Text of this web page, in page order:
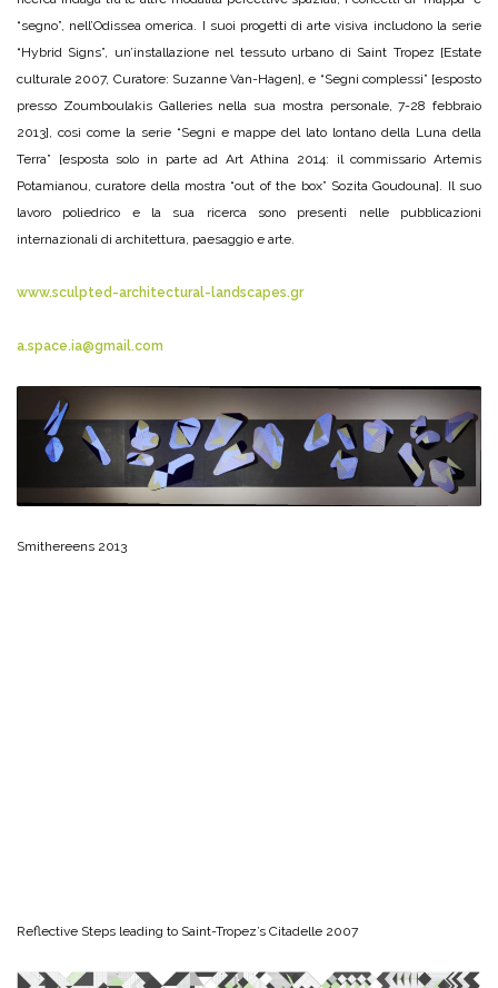
“segno”, nell’Odissea omerica. I suoi progetti di arte visiva includono la serie
“Hybrid Signs”, un’installazione nel tessuto urbano di Saint Tropez [Estate
culturale 2007, Curatore: Suzanne Van-Hagen], e “Segni complessi” [esposto
presso Zoumboulakis Galleries nella sua mostra personale, 7-28 febbraio
2013], così come la serie “Segni e mappe del lato lontano della Luna della
Terra” [esposta solo in parte ad Art Athina 2014: il commissario Artemis
Potamianou, curatore della mostra “out of the box” Sozita Goudouna]. Il suo
lavoro poliedrico e la sua ricerca sono presenti nelle pubblicazioni
internazionali di architettura, paesaggio e arte.
www.sculpted-architectural-landscapes.gr
a.space.ia@gmail.com
Smithereens 2013
Reflective Steps leading to Saint-Tropez’s Citadelle 2007